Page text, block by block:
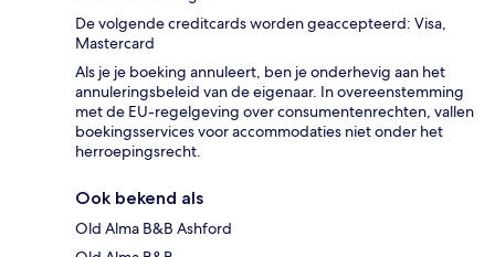
De volgende creditcards worden geaccepteerd: Visa,
Mastercard
Als je je boeking annuleert, ben je onderhevig aan het
annuleringsbeleid van de eigenaar. In overeenstemming
met de EU-regelgeving over consumentenrechten, vallen
boekingsservices voor accommodaties niet onder het
herroepingsrecht.
Ook bekend als
Old Alma B&B Ashford